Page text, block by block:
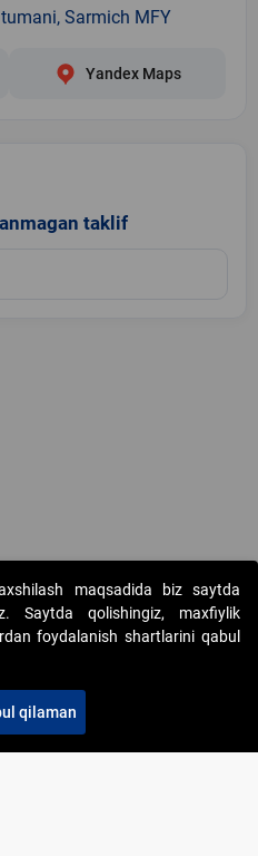
Sarmich MFY
Yandex Maps
taklif
onlayn-auksionlarni tashkil etish"
21-11
maqsadida biz saytda
Saytda qolishingiz, maxfiylik
foydalanish shartlarini qabul
qilaman